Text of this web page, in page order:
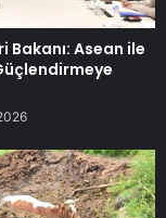
Bakanı: Asean ile